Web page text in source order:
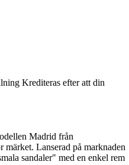
Krediteras efter att din
Madrid från
Lanserad på marknaden
sandaler" med en enkel rem